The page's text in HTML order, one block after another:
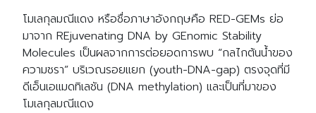
โมเลกุลมณีแดง หรือชื่อภาษาอังกฤษคือ RED-GEMs ย่อ
มาจาก REjuvenating DNA by GEnomic Stability
Molecules เป็นผลจากการต่อยอดการพบ “กลไกต้นน้ำของ
ความชรา” บริเวณรอยแยก (youth-DNA-gap) ตรงจุดที่มี
ดีเอ็นเอแมดทิเลชัน (DNA methylation) และเป็นที่มาของ
โมเลกุลมณีแดง